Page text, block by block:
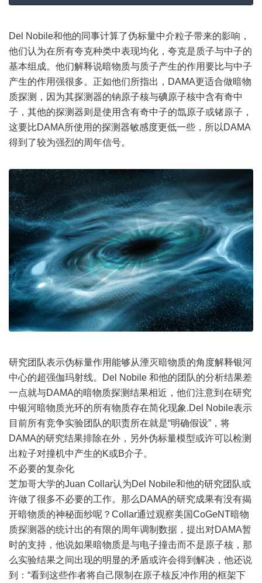
Del Nobile和他的同事计算了伪标量中介粒子带来的影响，
他们认为在所有夸克种类中表现均化，夸克是质子与中子的
基本组成。他们解释说暗物质与质子产生的作用要比与中子
产生的作用强很多。正如他们所指出，DAMA更适合做暗物
质探测，因为其探测器的钠原子核与碘原子核中含有奇中
子，其他的探测器则是使用含有奇中子的氙原子或锗原子，
这要比DAMA所使用的探测器敏感度更低一些，所以DAMA
得到了较为强烈的周年信号。
研究团队表示伪标量作用能够从湮灭暗物质的角度解释银河
中心的超强伽玛射线。Del Nobile 和他的团队的分析结果差
一点就与DAMA的暗物质探测结果相近，他们注意到在研究
中银河暗物质光环的所有物质存在简化现象.Del Nobile表示
目前所有竞争实验团队的职责所在就是“明确假设”，将
DAMA的研究结果排除在外，另外伪标量模型或许可以检测
出粒子对撞机中产生的K或B介子。
不必要的复杂化
芝加哥大学的Juan Collar认为Del Nobile和他的研究团队或
许做了很多不必要的工作。那么DAMA的研究成果有没有揭
开暗物质的神秘面纱呢？Collar通过观察美国CoGeNT暗物
质探测器的统计出的有限的周年调制数据，提出对DAMA暂
时的支持，他说如果暗物质是与电子撞击而不是原子核，那
么实验结果之间出现的明显的矛盾或许会得到解决，他还说
到：“看到这些作者将自己限制在原子核反冲作用的框架下